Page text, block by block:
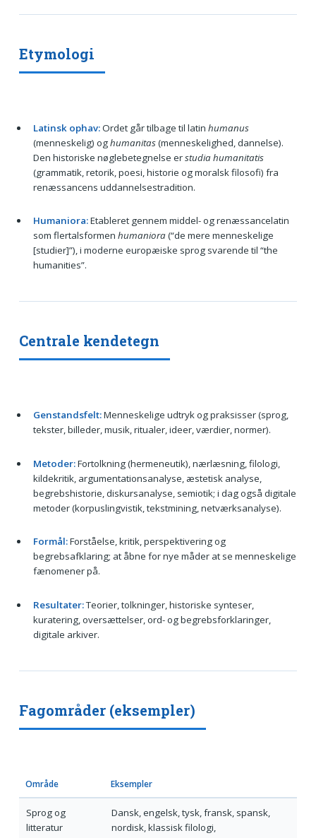
Etymologi
Latinsk ophav:Ordet går tilbage til latin humanus
(menneskelig) oghumanitas(menneskelighed, dannelse).
Den historiske nøglebetegnelse erstudia humanitatis
(grammatik, retorik, poesi, historie og moralsk filosofi) fra
renæssancens uddannelsestradition.
Humaniora:Etableret gennem middel- og renæssancelatin
som flertalsformen humaniora(“de mere menneskelige
[studier]”), i moderne europæiske sprog svarende til “the
humanities”.
Centrale kendetegn
Genstandsfelt:Menneskelige udtryk og praksisser (sprog,
tekster, billeder, musik, ritualer, ideer, værdier, normer).
Metoder:Fortolkning (hermeneutik), nærlæsning, filologi,
kildekritik, argumentationsanalyse, æstetisk analyse,
begrebshistorie, diskursanalyse, semiotik; i dag også digitale
metoder (korpuslingvistik, tekstmining, netværksanalyse).
Formål:Forståelse, kritik, perspektivering og
begrebsafklaring; at åbne for nye måder at se menneskelige
fænomener på.
Resultater:Teorier, tolkninger, historiske synteser,
kuratering, oversættelser, ord- og begrebsforklaringer,
digitale arkiver.
Fagområder (eksempler)
Område Eksempler
Sprog og
litteratur
Dansk, engelsk, tysk, fransk, spansk,
nordisk, klassisk filologi,